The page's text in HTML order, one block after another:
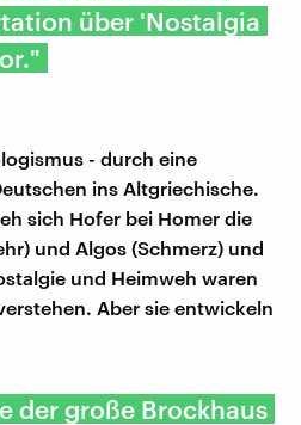
über 'Nostalgia
- durch eine
ins Altgriechische.
sich Hofer bei Homer die
und Algos (Schmerz) und
und Heimweh waren
Aber sie entwickeln
der große Brockhaus